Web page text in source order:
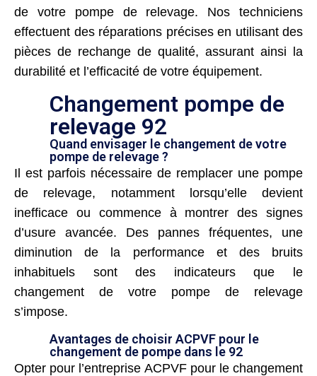
de votre pompe de relevage. Nos techniciens
effectuent des réparations précises en utilisant des
pièces de rechange de qualité, assurant ainsi la
durabilité et l’efficacité de votre équipement.
Changement pompe de
relevage 92
Quand envisager le changement de votre
pompe de relevage ?
Il est parfois nécessaire de remplacer une pompe
de relevage, notamment lorsqu’elle devient
inefficace ou commence à montrer des signes
d’usure avancée. Des pannes fréquentes, une
diminution de la performance et des bruits
inhabituels sont des indicateurs que le
changement de votre pompe de relevage
s’impose.
Avantages de choisir ACPVF pour le
changement de pompe dans le 92
Opter pour l’entreprise ACPVF pour le changement